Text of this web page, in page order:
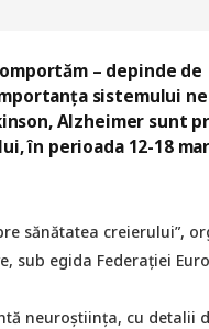
– depinde de
sistemului
Alzheimer sunt
în perioada 12-18
sănătatea creierului”,
sub egida Federației
neuroștiința, cu detalii